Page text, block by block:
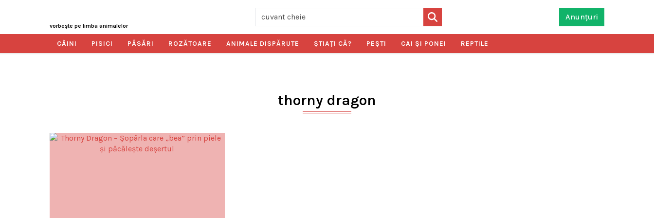
vorbeşte pe limba animalelor
Anunțuri
CÂINI PISICI PĂSĂRI ROZĂTOARE ANIMALE DISPĂRUTE ŞTIAŢI CĂ? PEŞTI CAI ŞI PONEI REPTILE
thorny dragon